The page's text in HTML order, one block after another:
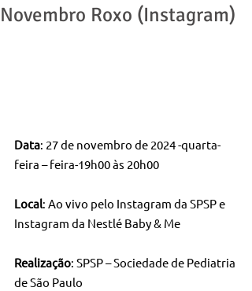
Novembro Roxo (Instagram)
Data: 27 de novembro de 2024 -quarta-
feira – feira-19h00 às 20h00
Local: Ao vivo pelo Instagram da SPSP e
Instagram da Nestlé Baby & Me
Realização: SPSP – Sociedade de Pediatria
de São Paulo